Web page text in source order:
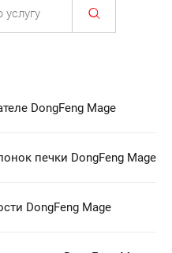
DongFeng Mage
печки DongFeng Mage
DongFeng Mage